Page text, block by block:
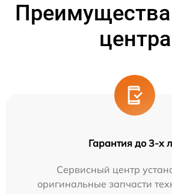
центра
Гарантия до 3-х
Сервисный центр
оригинальные запчасти